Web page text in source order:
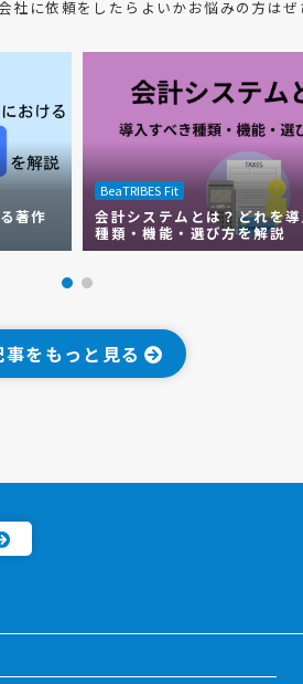
社に依頼をしたらよいかお悩みの方はぜ
著作
BeaTRIBES Fit
会計システムとは？どれを導
種類・機能・選び方を解説
事をもっと見る